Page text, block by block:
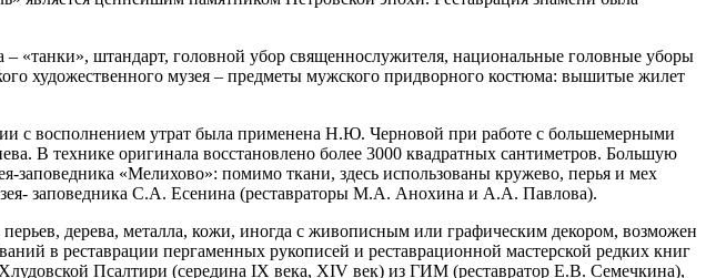
«танки», штандарт, головной убор священнослужителя, национальные головные уборы
художественного музея – предметы мужского придворного костюма: вышитые жилет
с восполнением утрат была применена Н.Ю. Черновой при работе с большемерными
В технике оригинала восстановлено более 3000 квадратных сантиметров. Большую
заповедника «Мелихово»: помимо ткани, здесь использованы кружево, перья и мех
заповедника С.А. Есенина (реставраторы М.А. Анохина и А.А. Павлова).
дерева, металла, кожи, иногда с живописным или графическим декором, возможен
в реставрации пергаменных рукописей и реставрационной мастерской редких книг
Псалтири (середина IX века, XIV век) из ГИМ (реставратор Е.В. Семечкина),